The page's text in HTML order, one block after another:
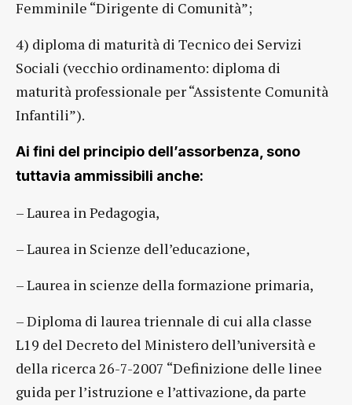
Femminile “Dirigente di Comunità”;
4) diploma di maturità di Tecnico dei Servizi
Sociali (vecchio ordinamento: diploma di
maturità professionale per “Assistente Comunità
Infantili”).
Ai fini del principio dell’assorbenza, sono
tuttavia ammissibili anche:
– Laurea in Pedagogia,
– Laurea in Scienze dell’educazione,
– Laurea in scienze della formazione primaria,
– Diploma di laurea triennale di cui alla classe
L19 del Decreto del Ministero dell’università e
della ricerca 26-7-2007 “Definizione delle linee
guida per l’istruzione e l’attivazione, da parte